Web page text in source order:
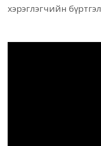
хэрэглэгчийн